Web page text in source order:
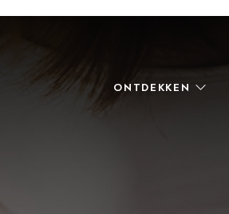
ONTDEKKEN